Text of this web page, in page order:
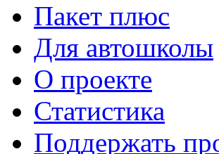
Пакет плюс
Для автошколы
О проекте
Статистика
Поддержать